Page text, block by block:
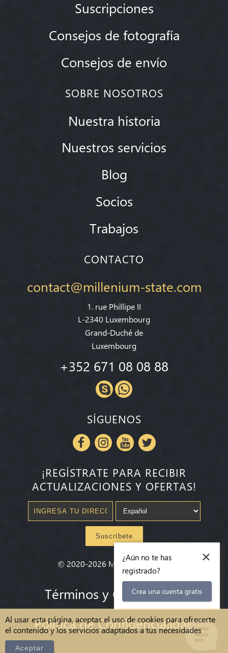
Al usar esta página, aceptas el uso de cookies para ofrecerte
el contenido y los servicios adaptados a tus necesidades
Aceptar
Suscripciones
Consejos de fotografía
Consejos de envío
SOBRE NOSOTROS
Nuestra historia
Nuestros servicios
Blog
Socios
Trabajos
CONTACTO
contact@millenium-state.com
1. rue Phillipe II
L-2340 Luxembourg
Grand-Duché de
Luxembourg
+352 671 08 08 88
SÍGUENOS
¡REGÍSTRATE PARA RECIBIR
ACTUALIZACIONES Y OFERTAS!
Suscríbete
© 2020-2026 Millenium State®
Términos y Condiciones
Política de Confidencialidad
×
¿Aún no te has
registrado?
Crea una cuenta gratis